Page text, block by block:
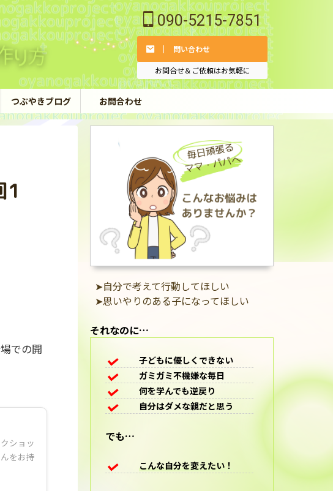
090-5215-7851
問い合わせ
お問合せ＆ご依頼はお気軽に
つぶやきブログ お問合わせ
1
での開
ショッ
をお持
➤自分で考えて行動してほしい
➤思いやりのある子になってほしい
それなのに…
子どもに優しくできない
ガミガミ不機嫌な毎日
何を学んでも逆戻り
自分はダメな親だと思う
でも…
こんな自分を変えたい！